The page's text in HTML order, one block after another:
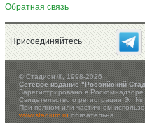
Обратная связь
Присоединяйтесь →
©Стадион ®, 1998-2026
Сетевое издание "Российский
Зарегистрировано в Роскомнадзоре
Свидетельство о регистрации Эл
При полном или частичном
www.stadium.ruобязательна